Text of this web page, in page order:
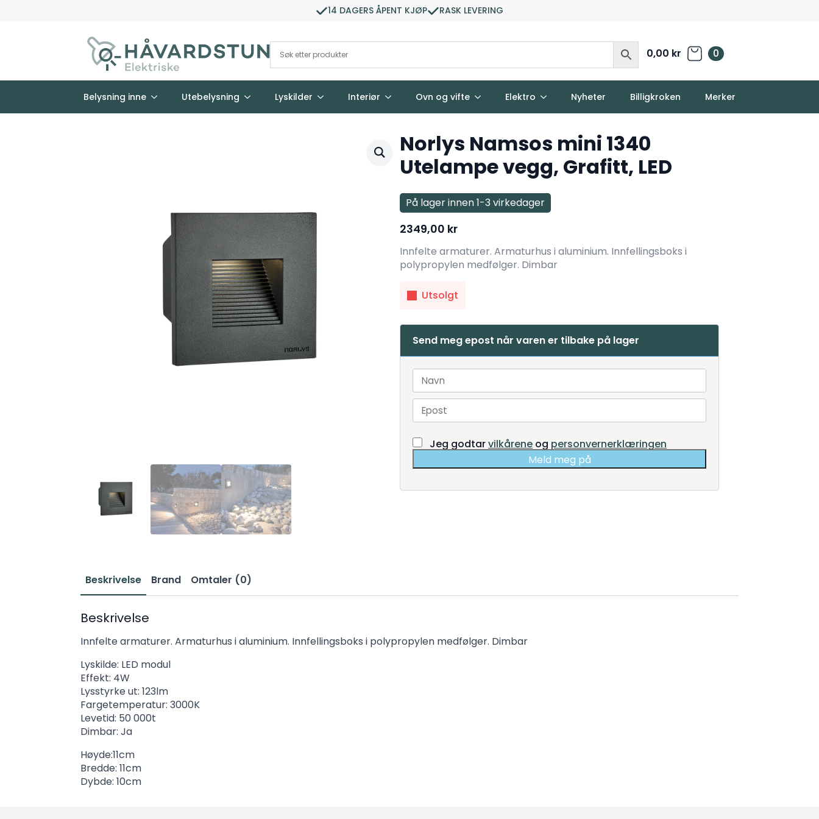
14 DAGERS ÅPENT KJØP RASK LEVERING
0,00 kr 0
Belysning inne Utebelysning Lyskilder Interiør Ovn og vifte Elektro Nyheter Billigkroken Merker
Norlys Namsos mini 1340
Utelampe vegg, Grafitt, LED
På lager innen 1-3 virkedager
2349,00 kr
Innfelte armaturer. Armaturhus i aluminium. Innfellingsboks i
polypropylen medfølger. Dimbar
Utsolgt
Send meg epost når varen er tilbake på lager
Jeg godtarvilkårene og personvernerklæringen
Meld meg på
Beskrivelse Brand Omtaler (0)
Beskrivelse
Innfelte armaturer. Armaturhus i aluminium. Innfellingsboks i polypropylen medfølger. Dimbar
Lyskilde: LED modul
Effekt: 4W
Lysstyrke ut: 123lm
Fargetemperatur: 3000K
Levetid: 50 000t
Dimbar: Ja
Høyde:11cm
Bredde: 11cm
Dybde: 10cm